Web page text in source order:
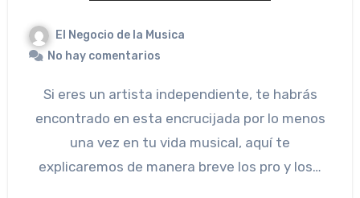
El Negocio de la Musica
No hay comentarios
Si eres un artista independiente, te habrás
encontrado en esta encrucijada por lo menos
una vez en tu vida musical, aquí te
explicaremos de manera breve los pro y los…